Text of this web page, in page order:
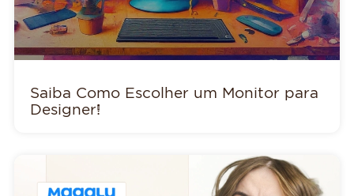
Saiba Como Escolher um Monitor para
Designer!